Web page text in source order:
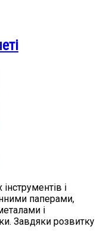
і
паперами,
і
Завдяки розвитку